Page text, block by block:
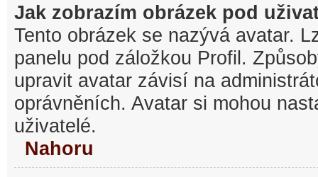
Jak zobrazím obrázek pod
Tento obrázek se nazývá avatar.
panelu pod záložkou Profil.
upravit avatar závisí na
oprávněních. Avatar si mohou
uživatelé.
Nahoru